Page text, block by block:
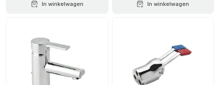
In winkelwagen In winkelwagen